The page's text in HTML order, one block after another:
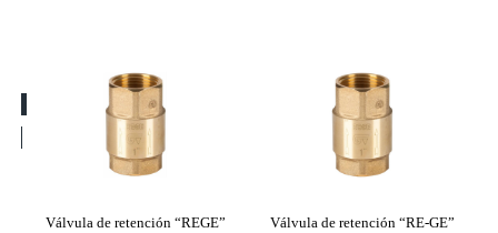
Válvula de retención “REGE”
Válvula de retención “RE-GE”